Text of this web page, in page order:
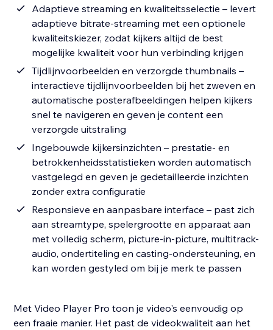
Adaptieve streaming en kwaliteitsselectie – levert
adaptieve bitrate-streaming met een optionele
kwaliteitskiezer, zodat kijkers altijd de best
mogelijke kwaliteit voor hun verbinding krijgen
Tijdlijnvoorbeelden en verzorgde thumbnails –
interactieve tijdlijnvoorbeelden bij het zweven en
automatische posterafbeeldingen helpen kijkers
snel te navigeren en geven je content een
verzorgde uitstraling
Ingebouwde kijkersinzichten – prestatie- en
betrokkenheidsstatistieken worden automatisch
vastgelegd en geven je gedetailleerde inzichten
zonder extra configuratie
Responsieve en aanpasbare interface – past zich
aan streamtype, spelergrootte en apparaat aan
met volledig scherm, picture-in-picture, multitrack-
audio, ondertiteling en casting-ondersteuning, en
kan worden gestyled om bij je merk te passen
Met Video Player Pro toon je video's eenvoudig op
een fraaie manier. Het past de videokwaliteit aan het